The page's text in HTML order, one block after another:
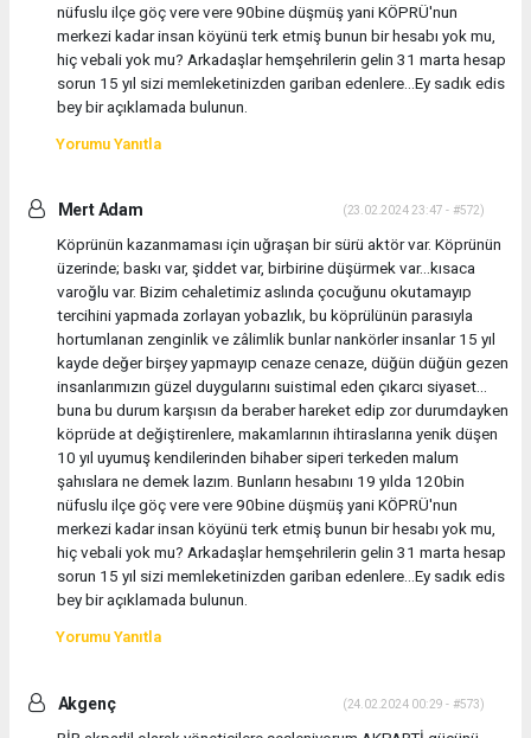
nüfuslu ilçe göç vere vere 90bine düşmüş yani KÖPRÜ'nun
merkezi kadar insan köyünü terk etmiş bunun bir hesabı yok mu,
hiç vebali yok mu? Arkadaşlar hemşehrilerin gelin 31 marta hesap
sorun 15 yıl sizi memleketinizden gariban edenlere...Ey sadık edis
bey bir açıklamada bulunun.
Yorumu Yanıtla
Mert Adam (23.02.2024 23:47 - #572)
Köprünün kazanmaması için uğraşan bir sürü aktör var. Köprünün
üzerinde; baskı var, şiddet var, birbirine düşürmek var...kısaca
varoğlu var. Bizim cehaletimiz aslında çocuğunu okutamayıp
tercihini yapmada zorlayan yobazlık, bu köprülünün parasıyla
hortumlanan zenginlik ve zâlimlik bunlar nankörler insanlar 15 yıl
kayde değer birşey yapmayıp cenaze cenaze, düğün düğün gezen
insanlarımızın güzel duygularını suistimal eden çıkarcı siyaset...
buna bu durum karşısın da beraber hareket edip zor durumdayken
köprüde at değiştirenlere, makamlarının ihtiraslarına yenik düşen
10 yıl uyumuş kendilerinden bihaber siperi terkeden malum
şahıslara ne demek lazım. Bunların hesabını 19 yılda 120bin
nüfuslu ilçe göç vere vere 90bine düşmüş yani KÖPRÜ'nun
merkezi kadar insan köyünü terk etmiş bunun bir hesabı yok mu,
hiç vebali yok mu? Arkadaşlar hemşehrilerin gelin 31 marta hesap
sorun 15 yıl sizi memleketinizden gariban edenlere...Ey sadık edis
bey bir açıklamada bulunun.
Yorumu Yanıtla
Akgenç (24.02.2024 00:29 - #573)